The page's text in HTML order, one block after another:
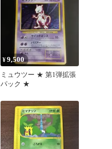
¥9,500
ミュウツー ★ 第1弾拡張
パック ★